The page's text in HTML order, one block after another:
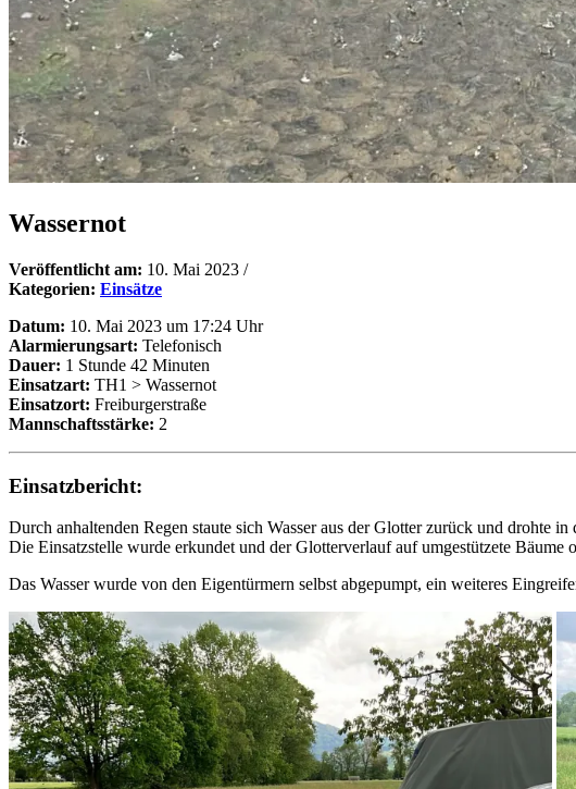
Wassernot
Veröffentlicht am: 10. Mai 2023 /
Kategorien: Einsätze
Datum: 10. Mai 2023 um 17:24 Uhr
Alarmierungsart: Telefonisch
Dauer: 1 Stunde 42 Minuten
Einsatzart: TH1 > Wassernot
Einsatzort: Freiburgerstraße
Mannschaftsstärke: 2
Einsatzbericht:
Durch anhaltenden Regen staute sich Wasser aus der Glotter zurück und drohte
Die Einsatzstelle wurde erkundet und der Glotterverlauf auf umgestützete Bäume
Das Wasser wurde von den Eigentürmern selbst abgepumpt, ein weiteres